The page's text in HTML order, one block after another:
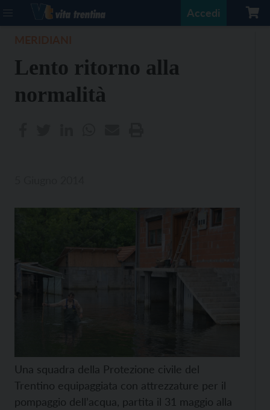
Accedi
Lento ritorno alla
normalità
Una squadra della Protezione civile del
Trentino equipaggiata con attrezzature per il
pompaggio dell’acqua, partita il 31 maggio alla